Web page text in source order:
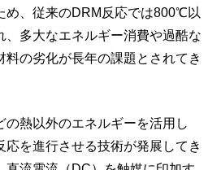
め、従来のDRM反応では800℃以
、多大なエネルギー消費や過酷な
料の劣化が長年の課題とされてき
熱以外のエネルギーを活用し
応を進行させる技術が発展してき